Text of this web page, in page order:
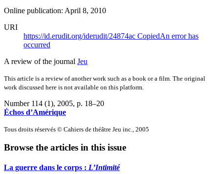
Online publication: April 8, 2010
URI
https://id.erudit.org/iderudit/24874ac CopiedAn error has
occurred
A review of the journal Jeu
This article is a review of another work such as a book or a film. The original
work discussed here is not available on this platform.
Number 114 (1), 2005, p. 18–20
Échos d’Amérique
Tous droits réservés © Cahiers de théâtre Jeu inc., 2005
Browse the articles in this issue
La guerre dans le corps : L’Intimité